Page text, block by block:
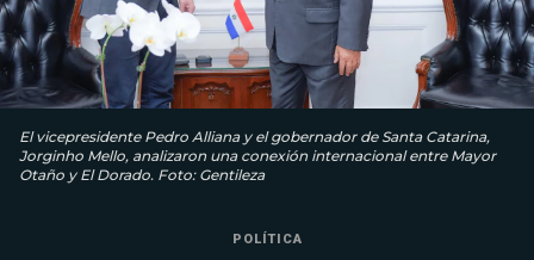
El vicepresidente Pedro Alliana y el gobernador de Santa Catarina,
Jorginho Mello, analizaron una conexión internacional entre Mayor
Otaño y El Dorado. Foto: Gentileza
POLÍTICA